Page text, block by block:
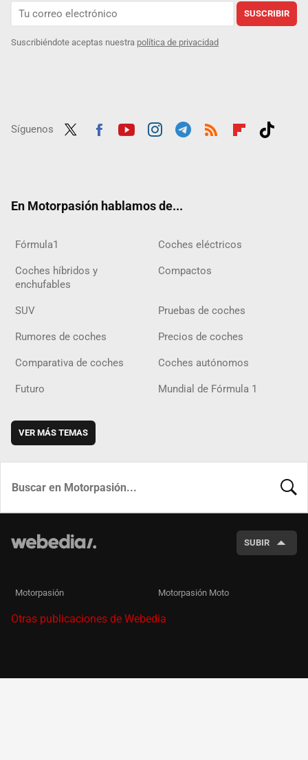
SUSCRIBIR
Suscribiéndote aceptas nuestra política de privacidad
Síguenos
En Motorpasión hablamos de...
Fórmula1 Coches eléctricos
Coches híbridos y
enchufables
Compactos
SUV Pruebas de coches
Rumores de coches Precios de coches
Comparativa de coches Coches autónomos
Futuro Mundial de Fórmula 1
VER MÁS TEMAS
SUBIR
Motorpasión Motorpasión Moto
Otras publicaciones de Webedia